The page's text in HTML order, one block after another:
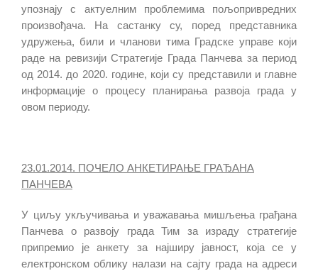
упознају с актуелним проблемима пољопривредних
произвођача. На састанку су, поред представника
удружења, били и чланови тима Градске управе који
раде на ревизији Стратегије Града Панчева за период
од 2014. до 2020. године, који су представили и главне
информације о процесу планирања развоја града у
овом периоду.
23.01.2014. ПОЧЕЛО АНКЕТИРАЊЕ ГРАЂАНА
ПАНЧЕВА
У циљу укључивања и уважавања мишљења грађана
Панчева о развоју града Тим за израду стратегије
припремио је анкету за најширу јавност, која се у
електронском облику налази на сајту града на адреси